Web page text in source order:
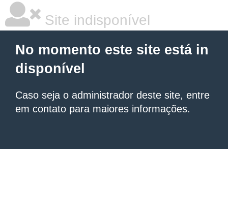
Site indisponível
No momento este site está in
disponível
Caso seja o administrador deste site, entre
em contato para maiores informações.